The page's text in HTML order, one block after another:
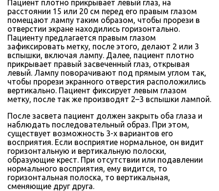
Пациент плотно прикрывает левый глаз, на
расстоянии 15 или 20 см перед его правым глазом
помещают лампу таким образом, чтобы прорези в
отверстии экране находились горизонтально.
Пациенту предлагается правым глазом
зафиксировать метку, после этого, делают 2 или 3
вспышки, включая лампу. Далее, пациент плотно
прикрывает правый засвеченный глаз, открывая
левый. Лампу поворачивают под прямым углом так,
чтобы прорези экранного отверстия расположились
вертикально. Пациент фиксирует левым глазом
метку, после так же производят 2–3 вспышки лампой.
После засвета пациент должен закрыть оба глаза и
наблюдать последовательный образ. При этом,
существует возможность 3-х вариантов его
восприятия. Если восприятие нормальное, он видит
горизонтальную и вертикальную полоски,
образующие крест. При отсутствии или подавлении
нормального восприятия, ему видится, то
горизонтальная полоска, то вертикальная,
сменяющие друг друга.